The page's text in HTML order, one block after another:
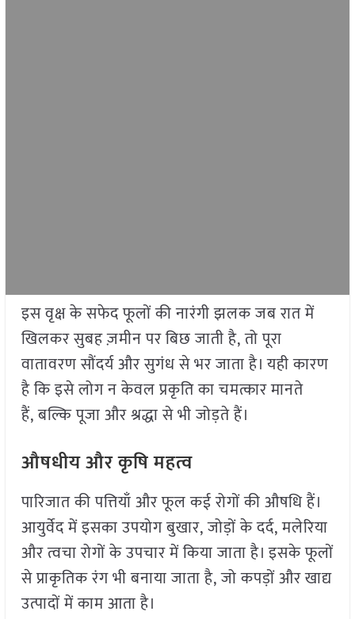
इस वृक्ष के सफेद फूलों की नारंगी झलक जब रात में
खिलकर सुबह ज़मीन पर बिछ जाती है, तो पूरा
वातावरण सौंदर्य और सुगंध से भर जाता है। यही कारण
है कि इसे लोग न केवल प्रकृति का चमत्कार मानते
हैं, बल्कि पूजा और श्रद्धा से भी जोड़ते हैं।
औषधीय और कृषि महत्व
पारिजात की पत्तियाँ और फूल कई रोगों की औषधि हैं।
आयुर्वेद में इसका उपयोग बुखार, जोड़ों के दर्द, मलेरिया
और त्वचा रोगों के उपचार में किया जाता है। इसके फूलों
से प्राकृतिक रंग भी बनाया जाता है, जो कपड़ों और खाद्य
उत्पादों में काम आता है।